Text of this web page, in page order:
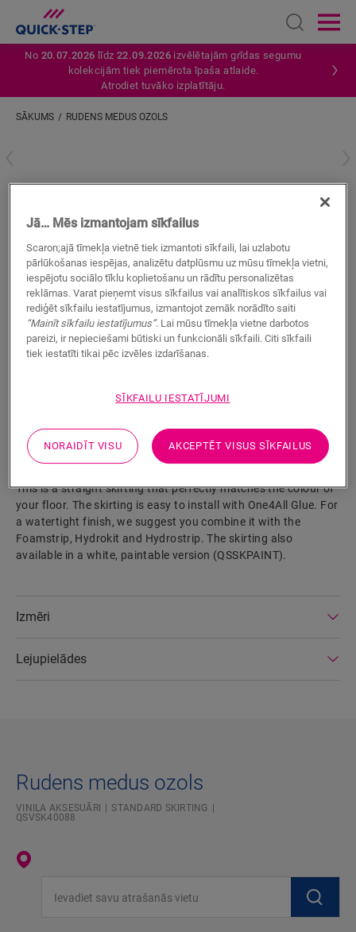
Open
No 20.07.2026 līdz22.09.2026 izvēlētajām grīdas segumu
kolekcijām tiek piemērota īpaša atlaide.
Atrodiet tuvāko izplatītāju.
SĀKUMS RUDENS MEDUS OZOLS
VINILA AKSESUĀRI STANDARD SKIRTING
Skaista apdare
Jūsu vinila grīdai
Krāsas pieskaņotas jūsu grīdai
Pret skrāpējumiem izturīgs virsējais slānis
Izstrādājuma parametri
This is a straight skirting that perfectly matches the colour of
your floor. The skirting is easy to install with One4All Glue. For
a watertight finish, we suggest you combine it with the
Foamstrip, Hydrokit and Hydrostrip. The skirting also
available in a white, paintable version (QSSKPAINT).
Izmēri
Lejupielādes
Rudens medus ozols
VINILA AKSESUĀRI
STANDARD SKIRTING
QSVSK40088
Jā… Mēs izmantojam sīkfailus
Scaron;ajā tīmekļa vietnē tiek izmantoti sīkfaili, lai uzlabotu
pārlūkošanas iespējas, analizētu datplūsmu uz mūsu tīmekļa vietni,
iespējotu sociālo tīklu koplietošanu un rādītu personalizētas
reklāmas. Varat pieņemt visus sīkfailus vai analītiskos sīkfailus vai
rediģēt sīkfailu iestatījumus, izmantojot zemāk norādīto saiti
“Mainīt sīkfailu iestatījumus”. Lai mūsu tīmekļa vietne darbotos
pareizi, ir nepieciešami būtiski un funkcionāli sīkfaili. Citi sīkfaili
tiek iestatīti tikai pēc izvēles izdarīšanas.
SĪKFAILU IESTATĪJUMI
NORAIDĪT VISU AKCEPTĒT VISUS SĪKFAILUS